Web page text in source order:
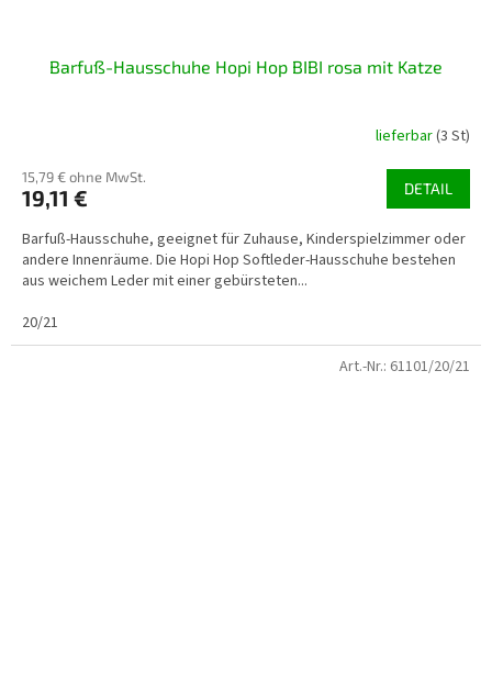
Barfuß-Hausschuhe Hopi Hop BIBI rosa mit Katze
lieferbar(3 St)
15,79 € ohne MwSt.
19,11 € DETAIL
Barfuß-Hausschuhe, geeignet für Zuhause, Kinderspielzimmer oder
andere Innenräume. Die Hopi Hop Softleder-Hausschuhe bestehen
aus weichem Leder mit einer gebürsteten...
20/21
Art.-Nr.: 61101/20/21